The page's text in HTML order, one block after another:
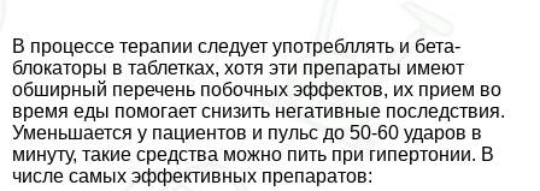
В процессе терапии следует употрeбллять и бета-
блокаторы в таблетках, хотя эти препараты имеют
обширный перечень побочных эффектов, их прием во
время еды помогает снизить негативные последствия.
Уменьшается у пациентов и пульс до 50-60 ударов в
минуту, такие средства можно пить при гипертонии. В
числе самых эффективных препаратов: